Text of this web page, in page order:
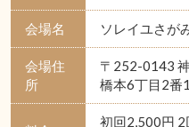
会場名 ソレイユさが
会場住
所
〒252-0143
橋本6丁目2番
初回2,500円